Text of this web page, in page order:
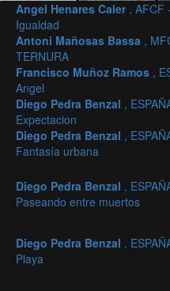
Angel Henares Caler , AFCF
Igualdad
Antoni Mañosas Bassa ,
TERNURA
Francisco Muñoz Ramos ,
Angel
Diego Pedra Benzal ,
Expectacion
Diego Pedra Benzal ,
Fantasía urbana
Diego Pedra Benzal ,
Paseando entre muertos
Diego Pedra Benzal ,
Playa